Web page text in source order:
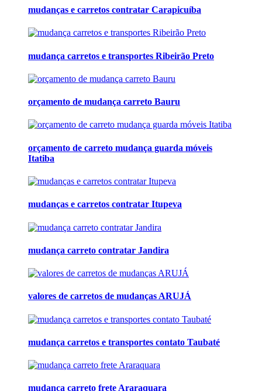
mudanças e carretos contratar Carapicuíba
mudança carretos e transportes Ribeirão Preto
orçamento de mudança carreto Bauru
orçamento de carreto mudança guarda móveis
Itatiba
mudanças e carretos contratar Itupeva
mudança carreto contratar Jandira
valores de carretos de mudanças ARUJÁ
mudança carretos e transportes contato Taubaté
mudança carreto frete Araraquara